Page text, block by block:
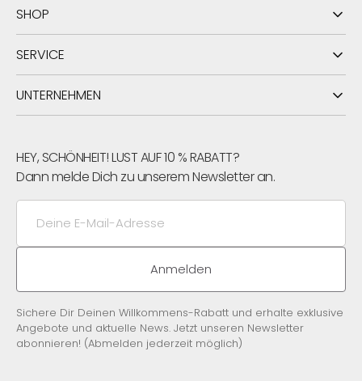
SHOP
SERVICE
UNTERNEHMEN
HEY, SCHÖNHEIT! LUST AUF 10 % RABATT?
Dann melde Dich zu unserem Newsletter an.
Deine
Mail-
Anmelden
Sichere Dir Deinen Willkommens-Rabatt und erhalte exklusive
Angebote und aktuelle News. Jetzt unseren Newsletter
abonnieren! (Abmelden jederzeit möglich)